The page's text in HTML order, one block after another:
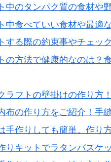
中のタンパク質の食材や
中食べていい食材や最適
する際の約束事やチェッ
の方法で健康的なのは？
ラフトの壁掛けの作り方
布の作り方をご紹介！手
手作りしても簡単。作り
りキットでラタンバスケ